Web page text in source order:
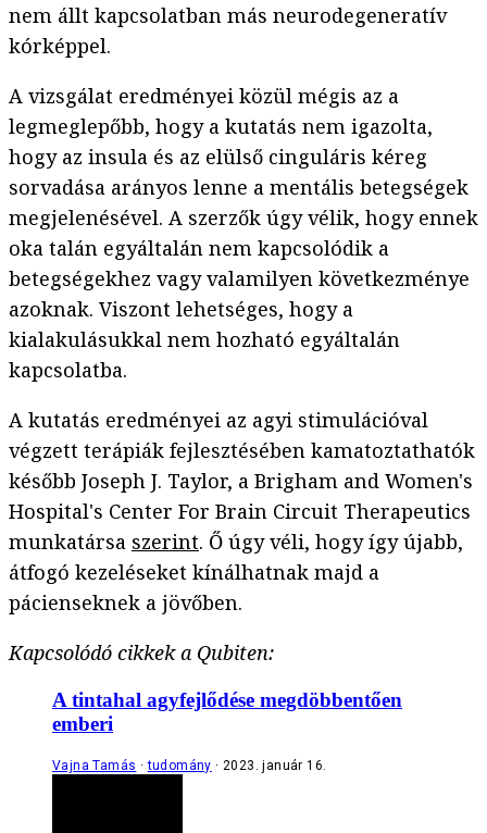
nem állt kapcsolatban más neurodegeneratív
kórképpel.
A vizsgálat eredményei közül mégis az a
legmeglepőbb, hogy a kutatás nem igazolta,
hogy az insula és az elülső cinguláris kéreg
sorvadása arányos lenne a mentális betegségek
megjelenésével. A szerzők úgy vélik, hogy ennek
oka talán egyáltalán nem kapcsolódik a
betegségekhez vagy valamilyen következménye
azoknak. Viszont lehetséges, hogy a
kialakulásukkal nem hozható egyáltalán
kapcsolatba.
A kutatás eredményei az agyi stimulációval
végzett terápiák fejlesztésében kamatoztathatók
később Joseph J. Taylor, a Brigham and Women's
Hospital's Center For Brain Circuit Therapeutics
munkatársa szerint. Ő úgy véli, hogy így újabb,
átfogó kezeléseket kínálhatnak majd a
pácienseknek a jövőben.
Kapcsolódó cikkek a Qubiten:
A tintahal agyfejlődése megdöbbentően
emberi
Vajna Tamás tudomány 2023. január 16.